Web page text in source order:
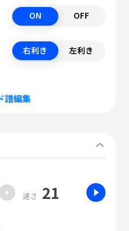
ON OFF
右利き 左利き
譜編集
+ 速さ 21